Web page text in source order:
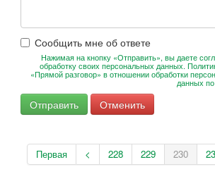
Сообщить мне об ответе
Нажимая на кнопку «Отправить», вы даете
обработку своих персональных данных.
«Прямой разговор» в отношении обработки
данных
Первая < 228 229 230